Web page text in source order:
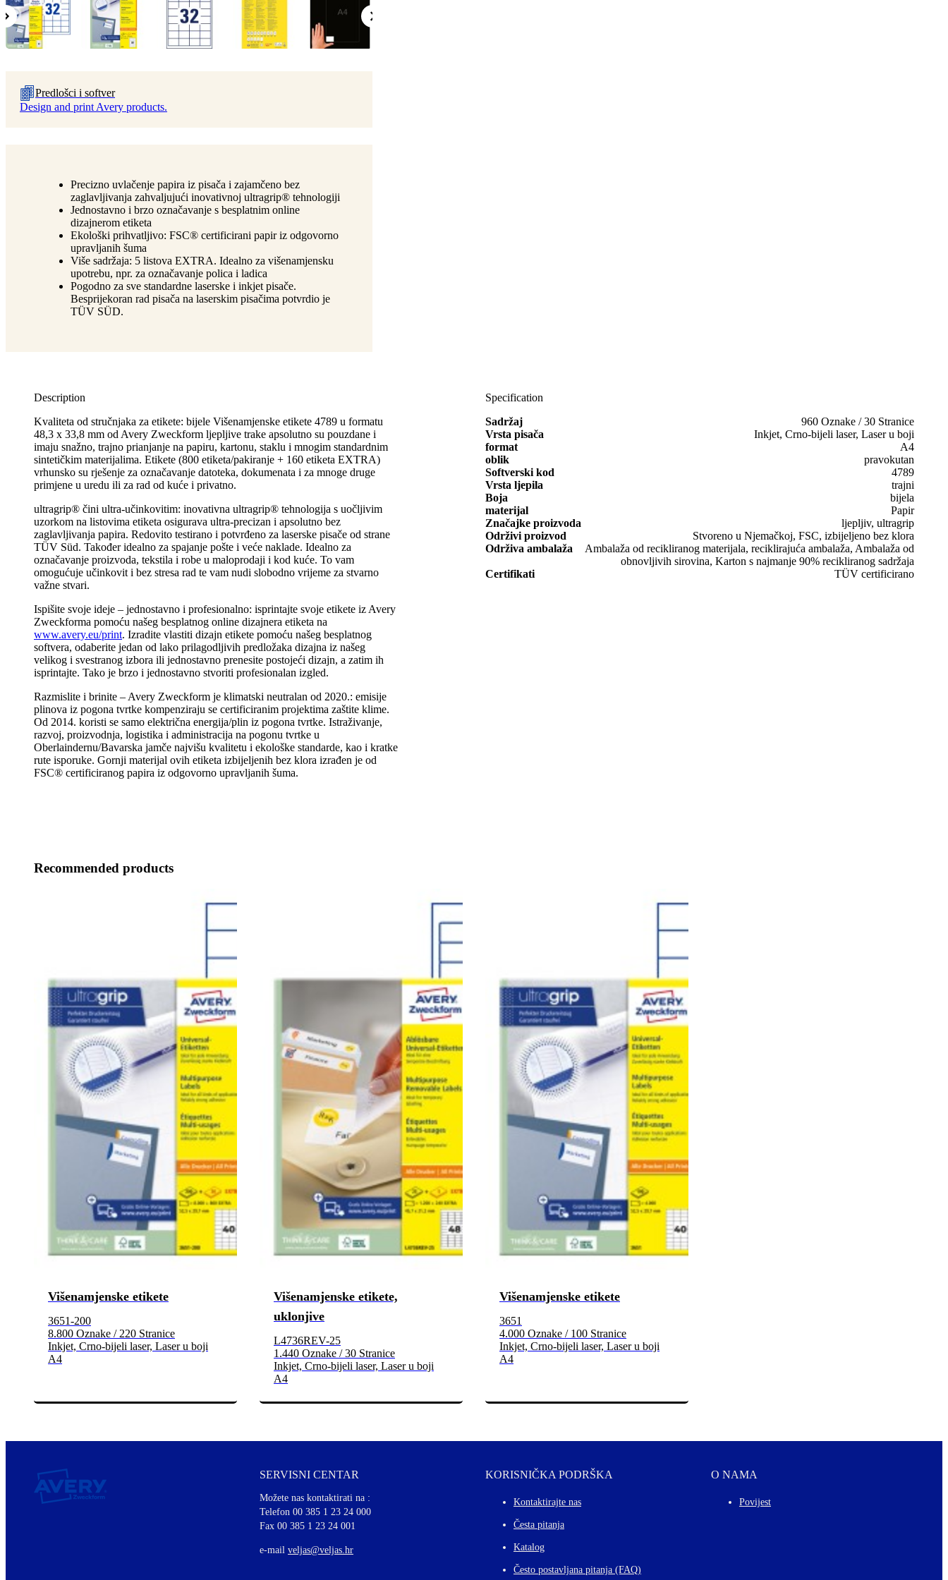
Predlošci i softver
Design and print Avery products.
Precizno uvlačenje papira iz pisača i zajamčeno bez
zaglavljivanja zahvaljujući inovativnoj ultragrip® tehnologiji
Jednostavno i brzo označavanje s besplatnim online
dizajnerom etiketa
Ekološki prihvatljivo: FSC® certificirani papir iz odgovorno
upravljanih šuma
Više sadržaja: 5 listova EXTRA. Idealno za višenamjensku
upotrebu, npr. za označavanje polica i ladica
Pogodno za sve standardne laserske i inkjet pisače.
Besprijekoran rad pisača na laserskim pisačima potvrdio je
TÜV SÜD.
Description
Kvaliteta od stručnjaka za etikete: bijele Višenamjenske etikete 4789 u formatu
48,3 x 33,8 mm od Avery Zweckform ljepljive trake apsolutno su pouzdane i
imaju snažno, trajno prianjanje na papiru, kartonu, staklu i mnogim standardnim
sintetičkim materijalima. Etikete (800 etiketa/pakiranje + 160 etiketa EXTRA)
vrhunsko su rješenje za označavanje datoteka, dokumenata i za mnoge druge
primjene u uredu ili za rad od kuće i privatno.
ultragrip® čini ultra-učinkovitim: inovativna ultragrip® tehnologija s uočljivim
uzorkom na listovima etiketa osigurava ultra-precizan i apsolutno bez
zaglavljivanja papira. Redovito testirano i potvrđeno za laserske pisače od strane
TÜV Süd. Također idealno za spajanje pošte i veće naklade. Idealno za
označavanje proizvoda, tekstila i robe u maloprodaji i kod kuće. To vam
omogućuje učinkovit i bez stresa rad te vam nudi slobodno vrijeme za stvarno
važne stvari.
Ispišite svoje ideje – jednostavno i profesionalno: isprintajte svoje etikete iz Avery
Zweckforma pomoću našeg besplatnog online dizajnera etiketa na
www.avery.eu/print. Izradite vlastiti dizajn etikete pomoću našeg besplatnog
softvera, odaberite jedan od lako prilagodljivih predložaka dizajna iz našeg
velikog i svestranog izbora ili jednostavno prenesite postojeći dizajn, a zatim ih
isprintajte. Tako je brzo i jednostavno stvoriti profesionalan izgled.
Razmislite i brinite – Avery Zweckform je klimatski neutralan od 2020.: emisije
plinova iz pogona tvrtke kompenziraju se certificiranim projektima zaštite klime.
Od 2014. koristi se samo električna energija/plin iz pogona tvrtke. Istraživanje,
razvoj, proizvodnja, logistika i administracija na pogonu tvrtke u
Oberlaindernu/Bavarska jamče najvišu kvalitetu i ekološke standarde, kao i kratke
rute isporuke. Gornji materijal ovih etiketa izbijeljenih bez klora izrađen je od
FSC® certificiranog papira iz odgovorno upravljanih šuma.
Specification
Sadržaj
960 Oznake / 30 Stranice
Vrsta pisača
Inkjet, Crno-bijeli laser, Laser u boji
format
A4
oblik
pravokutan
Softverski kod
4789
Vrsta ljepila
trajni
Boja
bijela
materijal
Papir
Značajke proizvoda
ljepljiv, ultragrip
Održivi proizvod
Stvoreno u Njemačkoj, FSC, izbijeljeno bez klora
Održiva ambalaža
Ambalaža od recikliranog materijala, reciklirajuća ambalaža, Ambalaža od
obnovljivih sirovina, Karton s najmanje 90% recikliranog sadržaja
Certifikati
TÜV certificirano
Recommended products
Višenamjenske etikete
3651-200
8.800 Oznake / 220 Stranice
Inkjet, Crno-bijeli laser, Laser u boji
A4
Višenamjenske etikete,
uklonjive
L4736REV-25
1.440 Oznake / 30 Stranice
Inkjet, Crno-bijeli laser, Laser u boji
A4
Višenamjenske etikete
3651
4.000 Oznake / 100 Stranice
Inkjet, Crno-bijeli laser, Laser u boji
A4
SERVISNI CENTAR
Možete nas kontaktirati na :
Telefon 00 385 1 23 24 000
Fax 00 385 1 23 24 001
e-mail veljas@veljas.hr
KORISNIČKA PODRŠKA
Kontaktirajte nas
Česta pitanja
Katalog
Često postavljana pitanja (FAQ)
O NAMA
Povijest